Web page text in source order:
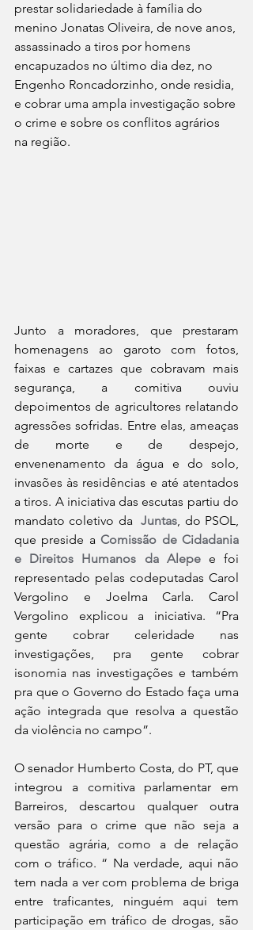
prestar solidariedade à família do
menino Jonatas Oliveira, de nove anos,
assassinado a tiros por homens
encapuzados no último dia dez, no
Engenho Roncadorzinho, onde residia,
e cobrar uma ampla investigação sobre
o crime e sobre os conflitos agrários
na região.
Junto a moradores, que prestaram
homenagens ao garoto com fotos,
faixas e cartazes que cobravam mais
segurança, a comitiva ouviu
depoimentos de agricultores relatando
agressões sofridas. Entre elas, ameaças
de morte e de despejo,
envenenamento da água e do solo,
invasões às residências e até atentados
a tiros. A iniciativa das escutas partiu do
mandato coletivo da Juntas , do PSOL,
que preside a Comissão de Cidadania
e Direitos Humanos da Alepe e foi
representado pelas codeputadas Carol
Vergolino e Joelma Carla. Carol
Vergolino explicou a iniciativa. “Pra
gente cobrar celeridade nas
investigações, pra gente cobrar
isonomia nas investigações e também
pra que o Governo do Estado faça uma
ação integrada que resolva a questão
da violência no campo”.
O senador Humberto Costa, do PT, que
integrou a comitiva parlamentar em
Barreiros, descartou qualquer outra
versão para o crime que não seja a
questão agrária, como a de relação
com o tráfico. “ Na verdade, aqui não
tem nada a ver com problema de briga
entre traficantes, ninguém aqui tem
participação em tráfico de drogas, são